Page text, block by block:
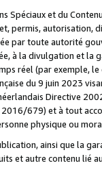
Spéciaux et du
permis, autorisation,
par toute autorité
à la divulgation et la
réel (par exemple,
du 9 juin 2023
Directive
2016/679) et à tout
physique ou
ainsi que la
et autre contenu lié